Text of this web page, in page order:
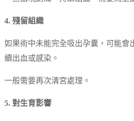
4. 殘留組織
如果術中未能完全吸出孕囊，可能會
續出血或感染。
一般需要再次清宮處理。
5. 對生育影響